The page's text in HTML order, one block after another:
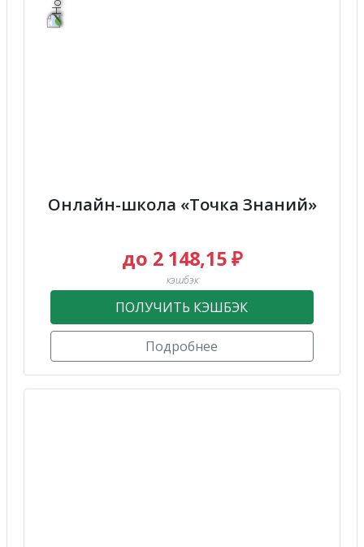
Онлайн-школа «Точка Знаний»
до 2 148,15 ₽
кэшбэк
ПОЛУЧИТЬ КЭШБЭК
Подробнее